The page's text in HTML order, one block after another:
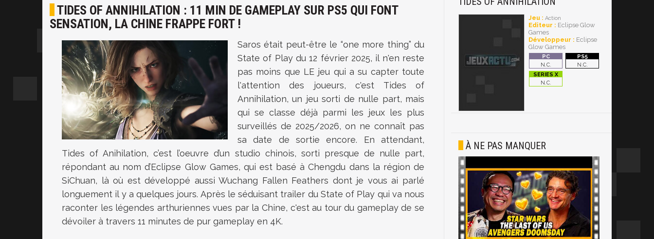
TIDES OF ANNIHILATION : 11 MIN DE GAMEPLAY SUR PS5 QUI FONT
SENSATION, LA CHINE FRAPPE FORT !
Saros était peut-être le “one more thing” du
State of Play du 12 février 2025, il n'en reste
pas moins que LE jeu qui a su capter toute
l'attention des joueurs, c'est Tides of
Annihilation, un jeu sorti de nulle part, mais
qui se classe déjà parmi les jeux les plus
surveillés de 2025/2026, on ne connaît pas
sa date de sortie encore. En attendant,
Tides of Anihilation, c’est l’oeuvre d’un studio chinois, sorti presque de nulle part,
répondant au nom d’Eclipse Glow Games, qui est basé à Chengdu dans la région de
SiChuan, là où est développé aussi Wuchang Fallen Feathers dont je vous ai parlé
longuement il y a quelques jours. Après le séduisant trailer du State of Play qui va nous
raconter les légendes arthuriennes vues par la Chine, c'est au tour du gameplay de se
dévoiler à travers 11 minutes de pur gameplay en 4K.
Jeu : Action
Editeur : Eclipse Glow
Games
Développeur : Eclipse
Glow Games
N.C. N.C.
N.C.
À NE PAS MANQUER